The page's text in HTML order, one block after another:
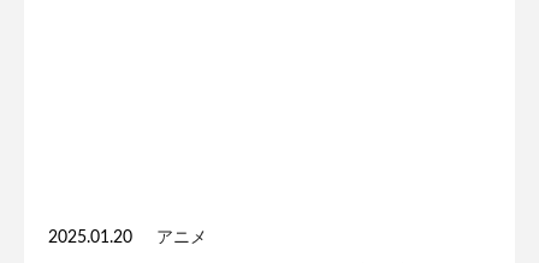
2025.01.20 アニメ